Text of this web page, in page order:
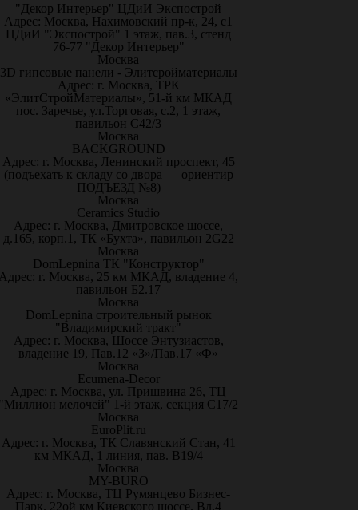
"Декор Интерьер" ЦДиИ Экспострой
Адрес: Москва, Нахимовский пр-к, 24, с1
ЦДиИ "Экспострой" 1 этаж, пав.3, стенд
76-77 "Декор Интерьер"
Москва
3D гипсовые панели - Элитсройматериалы
Адрес: г. Москва, ТРК
«ЭлитСтройМатериалы», 51-й км МКАД
пос. Заречье, ул.Торговая, с.2, 1 этаж,
павильон С42/3
Москва
BACKGROUND
Адрес: г. Москва, Ленинский проспект, 45
(подъехать к складу со двора — ориентир
ПОДЪЕЗД №8)
Москва
Ceramics Studio
Адрес: г. Москва, Дмитровское шоссе,
д.165, корп.1, ТК «Бухта», павильон 2G22
Москва
DomLepnina ТК "Конструктор"
г. Москва, 25 км МКАД, владение 4,
павильон Б2.17
Москва
DomLepnina строительный рынок
"Владимирский тракт"
Адрес: г. Москва, Шоссе Энтузиастов,
владение 19, Пав.12 «З»/Пав.17 «Ф»
Москва
Ecumena-Decor
Адрес: г. Москва, ул. Пришвина 26, ТЦ
мелочей" 1-й этаж, секция С17/2
Москва
EuroPlit.ru
Адрес: г. Москва, ТК Славянский Стан, 41
км МКАД, 1 линия, пав. В19/4
Москва
MY-BURO
Адрес: г. Москва, ТЦ Румянцево Бизнес-
Парк. 22ой км Киевского шоссе. Вл.4